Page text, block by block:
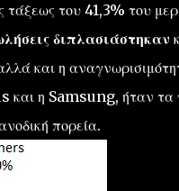
τάξεως του41,3% του
διπλασιάστηκαν
και η
καιη Samsung, ήταν τα
πορεία.